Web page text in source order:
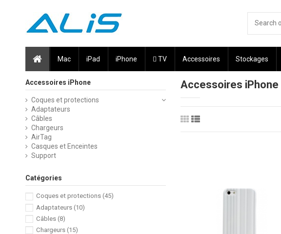
Mac iPad iPhone  TV Accessoires Stockages
Accessoires iPhone
Accessoires iPhone
Coques et protections
Adaptateurs
Câbles
Chargeurs
AirTag
Casques et Enceintes
Support
Catégories
Coques et protections (45)
Adaptateurs (10)
Câbles (8)
Chargeurs (15)